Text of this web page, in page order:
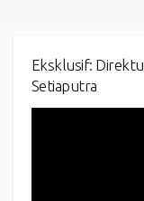
Eksklusif:
Setiaputra